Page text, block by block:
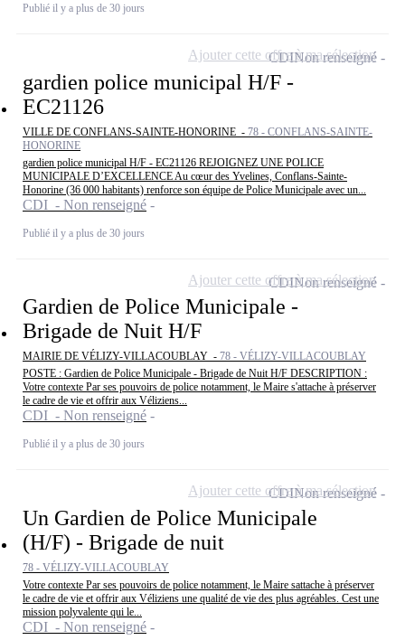
Publié il y a plus de 30 jours
gardien police municipal H/F -
EC21126
VILLE DE CONFLANS-SAINTE-HONORINE - 78 - CONFLANS-SAINTE-
HONORINE
gardien police municipal H/F - EC21126 REJOIGNEZ UNE POLICE
MUNICIPALE D’EXCELLENCE Au cœur des Yvelines, Conflans-Sainte-
Honorine (36 000 habitants) renforce son équipe de Police Municipale avec un...
CDI - Non renseigné
Publié il y a plus de 30 jours
CDINon renseigné
Ajouter cette offre à ma sélection
Gardien de Police Municipale -
Brigade de Nuit H/F
MAIRIE DE VÉLIZY-VILLACOUBLAY - 78 - VÉLIZY-VILLACOUBLAY
POSTE : Gardien de Police Municipale - Brigade de Nuit H/F DESCRIPTION :
Votre contexte Par ses pouvoirs de police notamment, le Maire s'attache à préserver
le cadre de vie et offrir aux Véliziens...
CDI - Non renseigné
Publié il y a plus de 30 jours
CDINon renseigné
Ajouter cette offre à ma sélection
Un Gardien de Police Municipale
(H/F) - Brigade de nuit
78 - VÉLIZY-VILLACOUBLAY
Votre contexte Par ses pouvoirs de police notamment, le Maire sattache à préserver
le cadre de vie et offrir aux Véliziens une qualité de vie des plus agréables. Cest une
mission polyvalente qui le...
CDI - Non renseigné
CDINon renseigné
Ajouter cette offre à ma sélection